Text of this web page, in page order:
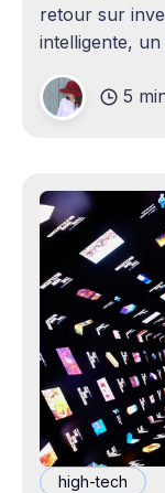
retour sur
intelligente,
personnes
elles
5
high-tech